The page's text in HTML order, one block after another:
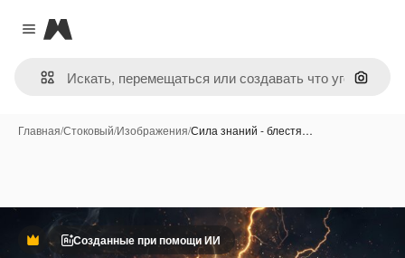
Close menu
Magnific
Поиск
Главная/Стоковый/Изображения/Сила знаний - блестя…
ПремиумСозданные при помощи ИИ